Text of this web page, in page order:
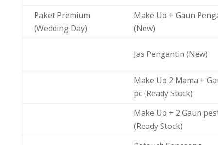
Paket Premium
(Wedding Day)
Make Up + Gaun
(New)
Jas Pengantin (New)
Make Up 2 Mama +
pc (Ready Stock)
Make Up + 2 Gaun
(Ready Stock)